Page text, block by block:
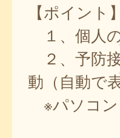
【ポイント】
１、個人
２、予防
動（自動で
※パソコン